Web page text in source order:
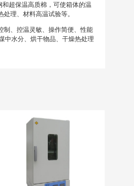
超保温高质棉，可使箱体的温
理、材料高温试验等。
制、控温灵敏、操作简便、性能
水分、烘干物品、干燥热处理